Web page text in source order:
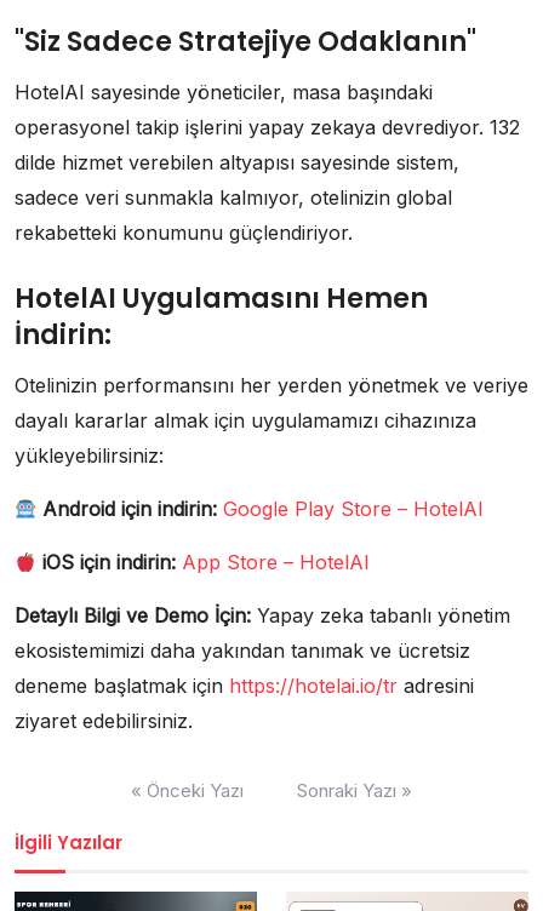
"Siz Sadece Stratejiye Odaklanın"
HotelAI sayesinde yöneticiler, masa başındaki
operasyonel takip işlerini yapay zekaya devrediyor. 132
dilde hizmet verebilen altyapısı sayesinde sistem,
sadece veri sunmakla kalmıyor, otelinizin global
rekabetteki konumunu güçlendiriyor.
HotelAI Uygulamasını Hemen
İndirin:
Otelinizin performansını her yerden yönetmek ve veriye
dayalı kararlar almak için uygulamamızı cihazınıza
yükleyebilirsiniz:
Android için indirin: Google Play Store – HotelAI
iOS için indirin: App Store – HotelAI
Detaylı Bilgi ve Demo İçin: Yapay zeka tabanlı yönetim
ekosistemimizi daha yakından tanımak ve ücretsiz
deneme başlatmak için https://hotelai.io/tr adresini
ziyaret edebilirsiniz.
« Önceki Yazı Sonraki Yazı »
İlgili Yazılar